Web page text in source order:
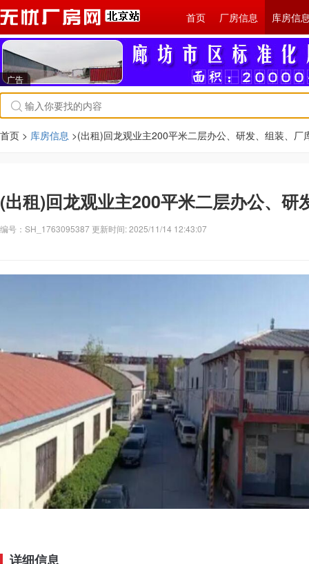
首页 厂房信息 库房信
广告
首页 > 库房信息 >(出租)回龙观业主200平米二层办公、研发、组装、厂
(出租)回龙观业主200平米二层办公、研
编号：SH_1763095387 更新时间: 2025/11/14 12:43:07
详细信息